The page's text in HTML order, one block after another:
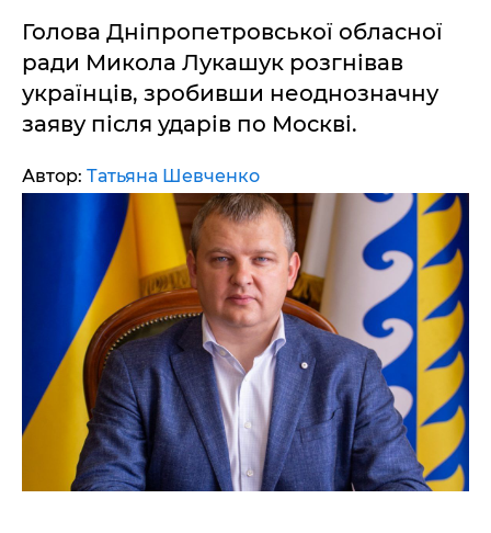
Голова Дніпропетровської обласної
ради Микола Лукашук розгнівав
українців, зробивши неоднозначну
заяву після ударів по Москві.
Автор: Татьяна Шевченко